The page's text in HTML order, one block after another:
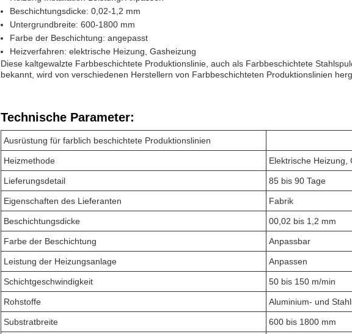
Beschichtungsdicke: 0,02-1,2 mm
Untergrundbreite: 600-1800 mm
Farbe der Beschichtung: angepasst
Heizverfahren: elektrische Heizung, Gasheizung
Diese kaltgewalzte Farbbeschichtete Produktionslinie, auch als Farbbeschichtete
bekannt, wird von verschiedenen Herstellern von Farbbeschichteten Produktionslinien
Technische Parameter:
Ausrüstung für farblich beschichtete Produktionslinien
Heizmethode Elektrische Heizung,
Lieferungsdetail 85 bis 90 Tage
Eigenschaften des Lieferanten Fabrik
Beschichtungsdicke 00,02 bis 1,2 mm
Farbe der Beschichtung Anpassbar
Leistung der Heizungsanlage Anpassen
Schichtgeschwindigkeit 50 bis 150 m/min
Rohstoffe Aluminium- und
Substratbreite 600 bis 1800 mm